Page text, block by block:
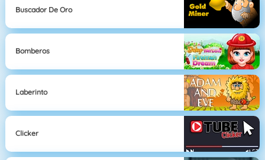
Buscador De Oro
Bomberos
Laberinto
Clicker